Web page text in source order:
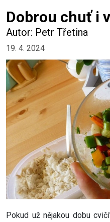
Dobrou chuť i
Autor: Petr Třetina
19. 4. 2024
Pokud už nějakou dobu